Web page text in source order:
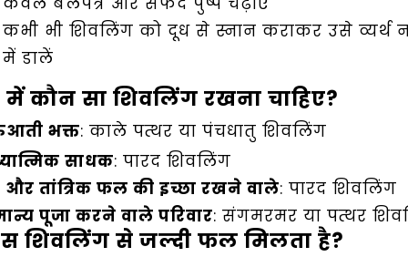
कभी भी शिवलिंग को दूध से स्नान कराकर उसे व्यर्थ
में डालें
में कौन सा शिवलिंग रखना चाहिए?
भक्त: काले पत्थर या पंचधातु शिवलिंग
साधक: पारद शिवलिंग
तांत्रिक फल की इच्छा रखने वाले: पारद शिवलिंग
पूजा करने वाले परिवार: संगमरमर या पत्थर
शिवलिंग से जल्दी फल मिलता है?